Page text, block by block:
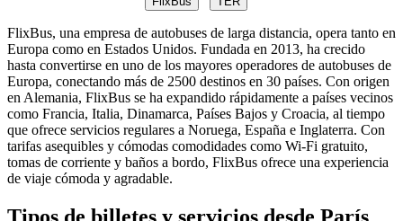
FlixBus, una empresa de autobuses de larga distancia, opera tanto en
Europa como en Estados Unidos. Fundada en 2013, ha crecido
hasta convertirse en uno de los mayores operadores de autobuses de
Europa, conectando más de 2500 destinos en 30 países. Con origen
en Alemania, FlixBus se ha expandido rápidamente a países vecinos
como Francia, Italia, Dinamarca, Países Bajos y Croacia, al tiempo
que ofrece servicios regulares a Noruega, España e Inglaterra. Con
tarifas asequibles y cómodas comodidades como Wi-Fi gratuito,
tomas de corriente y baños a bordo, FlixBus ofrece una experiencia
de viaje cómoda y agradable.
Tipos de billetes y servicios desde París